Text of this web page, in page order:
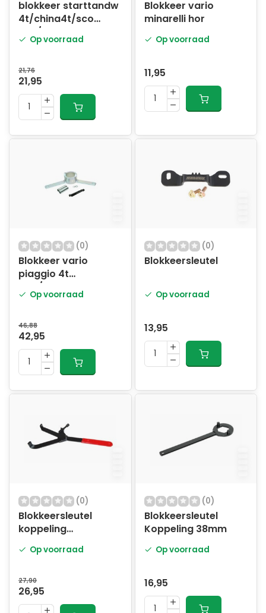
blokkeer starttandw
4t/china4t/sco
gy6/sco kym4t 12-16
inchOp voorraad
21,76
21,95
Blokkeer vario
minarelli hor
Op voorraad
11,95
(0)
Blokkeer vario
piaggio 4t
400/500cc 5446
Op voorraad
46,88
42,95
(0)
Blokkeersleutel
Op voorraad
13,95
(0)
Blokkeersleutel
koppeling
schakelbromfiets
Op voorraad
27,90
26,95
(0)
Blokkeersleutel
Koppeling 38mm
Op voorraad
16,95